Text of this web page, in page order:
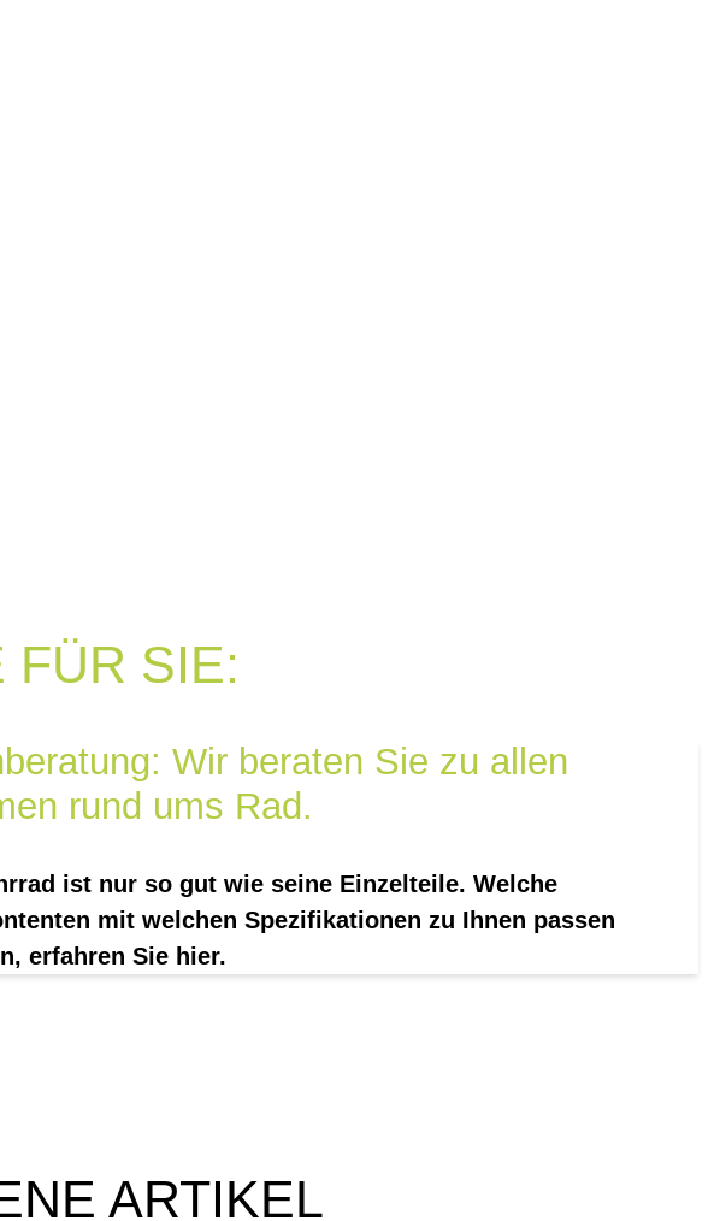
FÜR SIE:
Wir beraten Sie zu allen
rund ums Rad.
ist nur so gut wie seine Einzelteile. Welche
mit welchen Spezifikationen zu Ihnen passen
erfahren Sie hier.
ARTIKEL